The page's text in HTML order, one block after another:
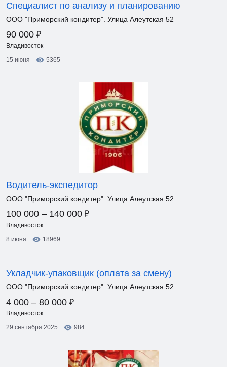
Специалист по анализу и планированию
ООО "Приморский кондитер". Улица Алеутская 52
90 000 ₽
Владивосток
15 июня
5365
Водитель-экспедитор
ООО "Приморский кондитер". Улица Алеутская 52
100 000 – 140 000 ₽
Владивосток
8 июня
18969
Укладчик-упаковщик (оплата за смену)
ООО "Приморский кондитер". Улица Алеутская 52
4 000 – 80 000 ₽
Владивосток
29 сентября 2025
984